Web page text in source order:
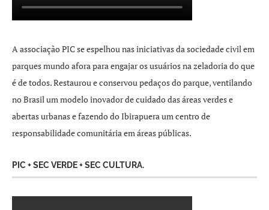
A associação PIC se espelhou nas iniciativas da sociedade civil em
parques mundo afora para engajar os usuários na zeladoria do que
é de todos. Restaurou e conservou pedaços do parque, ventilando
no Brasil um modelo inovador de cuidado das áreas verdes e
abertas urbanas e fazendo do Ibirapuera um centro de
responsabilidade comunitária em áreas públicas.
PIC + SEC VERDE + SEC CULTURA.